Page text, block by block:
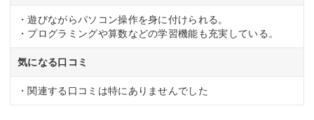
・遊びながらパソコン操作を身に付けられる。
・プログラミングや算数などの学習機能も充実している。
気になる口コミ
・関連する口コミは特にありませんでした